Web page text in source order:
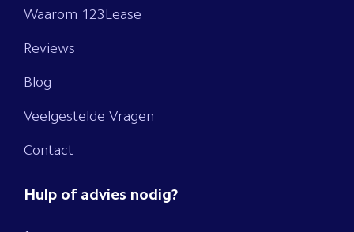
Waarom 123Lease
Reviews
Blog
Veelgestelde Vragen
Contact
Hulp of advies nodig?